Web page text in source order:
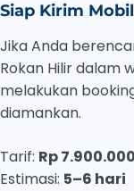
Siap Kirim
Jika Anda
Rokan Hilir dalam
melakukan
diamankan.
Tarif: Rp 7.900.000
Estimasi: 5–6 hari